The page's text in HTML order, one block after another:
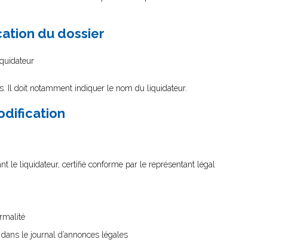
du dossier
Il doit notamment indiquer le nom du liquidateur.
le liquidateur, certifié conforme par le représentant légal
le journal d’annonces légales